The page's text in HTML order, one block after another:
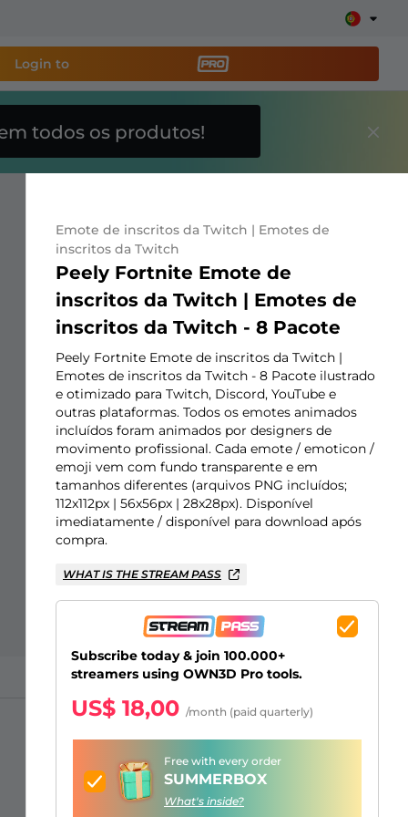
alertas, doações, barras de meta, ChatBot
Saiba
mais
Sobreposições para "só na
conversa"
Alertas Facebook
Banner de Intervalo
Emotes de inscritos Kick
Insígnias de inscritos Twitch
Construtor de Logo Gaming
Login to
todos os produtos!
Emote de inscritos da Twitch | Emotes de
inscritos da Twitch
Peely Fortnite Emote de
inscritos da Twitch | Emotes de
inscritos da Twitch - 8 Pacote
Peely Fortnite Emote de inscritos da Twitch |
Emotes de inscritos da Twitch - 8 Pacote ilustrado
e otimizado para Twitch, Discord, YouTube e
outras plataformas. Todos os emotes animados
incluídos foram animados por designers de
movimento profissional. Cada emote / emoticon /
emoji vem com fundo transparente e em
tamanhos diferentes (arquivos PNG incluídos;
112x112px | 56x56px | 28x28px). Disponível
imediatamente / disponível para download após
compra.
WHAT IS THE STREAM PASS
Subscribe today & join 100.000+
streamers using OWN3D Pro tools.
US$ 18,00 /month (paid quarterly)
Free with every order
SUMMERBOX
What's inside?